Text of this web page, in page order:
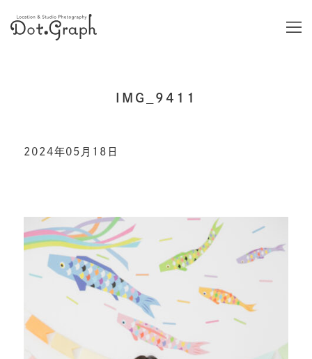
IMG_9411
2024年05月18日